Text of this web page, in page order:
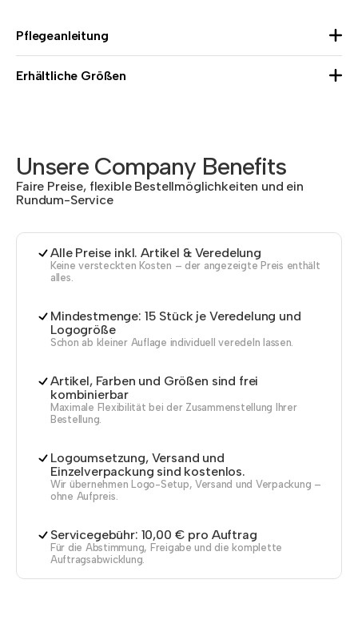
Pflegeanleitung
Erhältliche Größen
Unsere Company Benefits
Faire Preise, flexible Bestellmöglichkeiten und ein
Rundum-Service
Alle Preise inkl. Artikel & Veredelung
Keine versteckten Kosten – der angezeigte Preis enthält
alles.
Mindestmenge: 15 Stück je Veredelung und
Logogröße
Schon ab kleiner Auflage individuell veredeln lassen.
Artikel, Farben und Größen sind frei
kombinierbar
Maximale Flexibilität bei der Zusammenstellung Ihrer
Bestellung.
Logoumsetzung, Versand und
Einzelverpackung sind kostenlos.
Wir übernehmen Logo-Setup, Versand und Verpackung –
ohne Aufpreis.
Servicegebühr: 10,00 € pro Auftrag
Für die Abstimmung, Freigabe und die komplette
Auftragsabwicklung.